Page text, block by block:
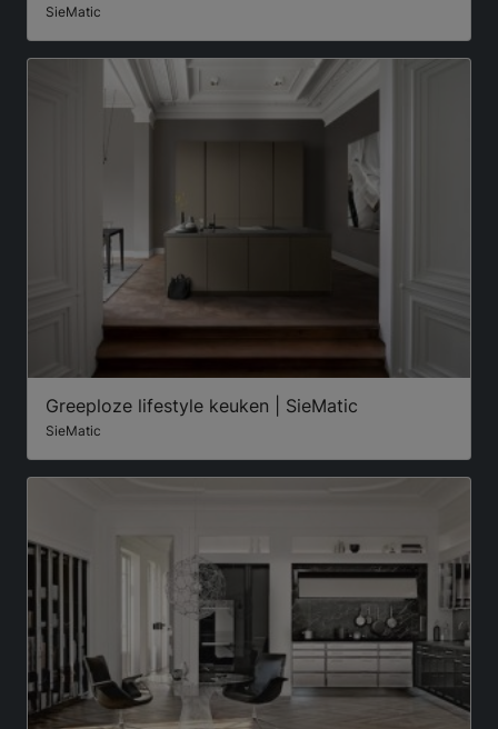
SieMatic
Greeploze lifestyle keuken | SieMatic
SieMatic